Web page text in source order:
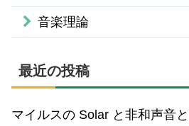
音楽理論
最近の投稿
マイルスの Solar と非和声音